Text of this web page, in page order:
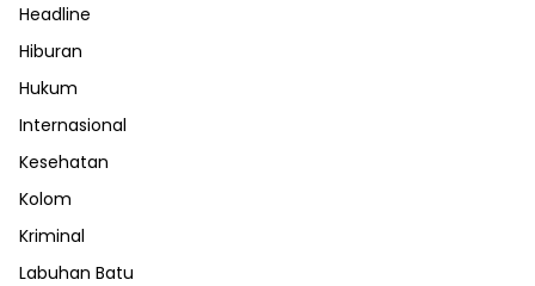
Headline
Hiburan
Hukum
Internasional
Kesehatan
Kolom
Kriminal
Labuhan Batu